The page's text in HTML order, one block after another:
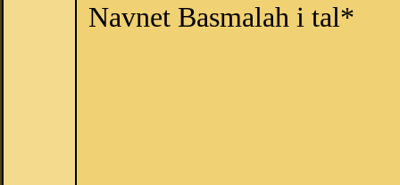
Navnet Basmalah i tal*